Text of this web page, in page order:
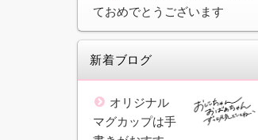
ておめでとうございます
新着ブログ
オリジナル
マグカップは手